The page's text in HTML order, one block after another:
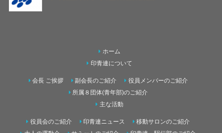
ホーム
印青連について
会長 ご挨拶 副会長のご紹介
役員メンバーのご紹介
所属８団体(青年部)のご紹介
主な活動
役員会のご紹介 印青連ニュース
移動サロンのご紹介